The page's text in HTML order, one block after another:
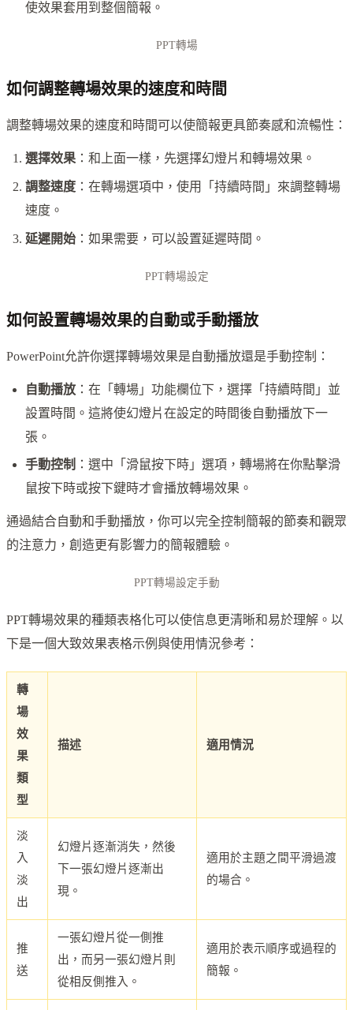
使效果套用到整個簡報。
PPT轉場
如何調整轉場效果的速度和時間
調整轉場效果的速度和時間可以使簡報更具節奏感和流暢性：
選擇效果 ：和上面一樣，先選擇幻燈片和轉場效果。
調整速度 ：在轉場選項中，使用「持續時間」來調整轉場
速度。
延遲開始 ：如果需要，可以設置延遲時間。
PPT轉場設定
如何設置轉場效果的自動或手動播放
PowerPoint允許你選擇轉場效果是自動播放還是手動控制：
自動播放 ：在「轉場」功能欄位下，選擇「持續時間」並
設置時間。這將使幻燈片在設定的時間後自動播放下一
張。
手動控制 ：選中「滑鼠按下時」選項，轉場將在你點擊滑
鼠按下時或按下鍵時才會播放轉場效果。
通過結合自動和手動播放，你可以完全控制簡報的節奏和觀眾
的注意力，創造更有影響力的簡報體驗。
PPT轉場設定手動
PPT轉場效果的種類表格化可以使信息更清晰和易於理解。以
下是一個大致效果表格示例與使用情況參考：
轉
場
效
果
類
型
描述 適用情況
淡
入
淡
出
幻燈片逐漸消失，然後
下一張幻燈片逐漸出
現。
適用於主題之間平滑過渡
的場合。
推
送
一張幻燈片從一側推
出，而另一張幻燈片則
從相反側推入。
適用於表示順序或過程的
簡報。